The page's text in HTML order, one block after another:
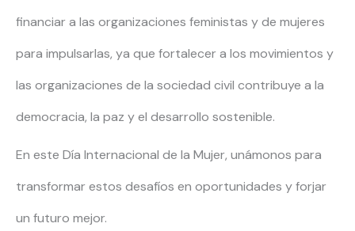
financiar a las organizaciones feministas y de mujeres
para impulsarlas, ya que fortalecer a los movimientos y
las organizaciones de la sociedad civil contribuye a la
democracia, la paz y el desarrollo sostenible.
En este Día Internacional de la Mujer, unámonos para
transformar estos desafíos en oportunidades y forjar
un futuro mejor.